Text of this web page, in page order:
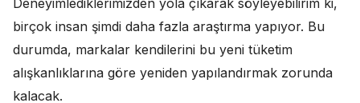
birçok insan şimdi daha fazla araştırma yapıyor. Bu
durumda, markalar kendilerini bu yeni tüketim
alışkanlıklarına göre yeniden yapılandırmak zorunda
kalacak.